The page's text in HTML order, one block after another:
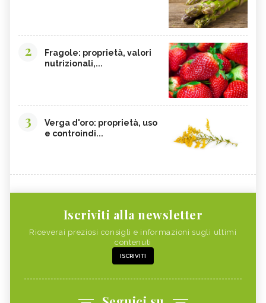
2
Fragole: proprietà, valori
nutrizionali,...
3
Verga d'oro: proprietà, uso
e controindi...
Iscriviti alla newsletter
Riceverai preziosi consigli e informazioni sugli ultimi
contenuti
ISCRIVITI